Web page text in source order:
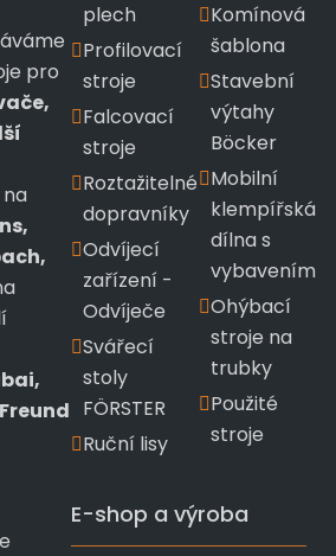
pro
plech
Profilovací
stroje
Falcovací
stroje
Roztažitelné
dopravníky
Odvíjecí
zařízení -
Odvíječe
Svářecí
stoly
FÖRSTER
Ruční lisy
Komínová
šablona
Stavební
výtahy
Böcker
Mobilní
klempířská
dílna s
vybavením
Ohýbací
stroje na
trubky
Použité
stroje
E-shop a výroba